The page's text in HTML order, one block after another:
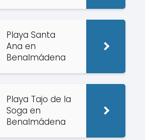
Playa Santa
Ana en
Benalmádena
Playa Tajo de la
Soga en
Benalmádena